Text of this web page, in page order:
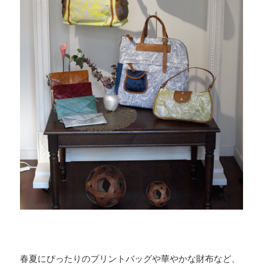
春夏にぴったりのプリントバッグや華やかな財布など、